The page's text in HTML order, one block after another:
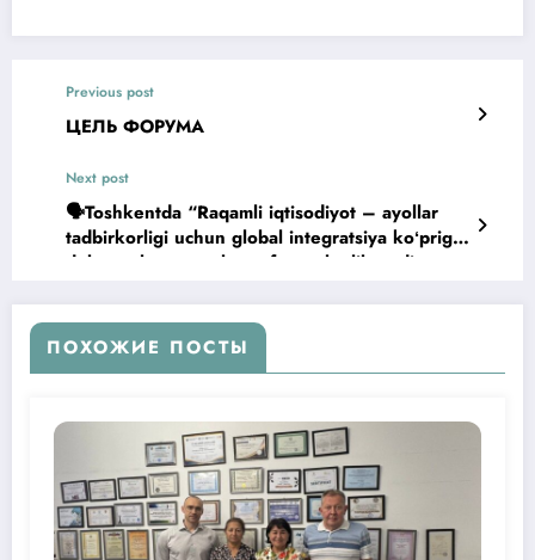
Previous post
ЦЕЛЬ ФОРУМА
Next post
🗣Toshkentda “Raqamli iqtisodiyot – ayollar
tadbirkorligi uchun global integratsiya koʻprigi”
deb nomlangan xalqaro forum boʻlib oʻtdi
ПОХОЖИЕ ПОСТЫ